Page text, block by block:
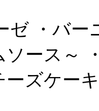
・バー
ース～
ーズケーキ